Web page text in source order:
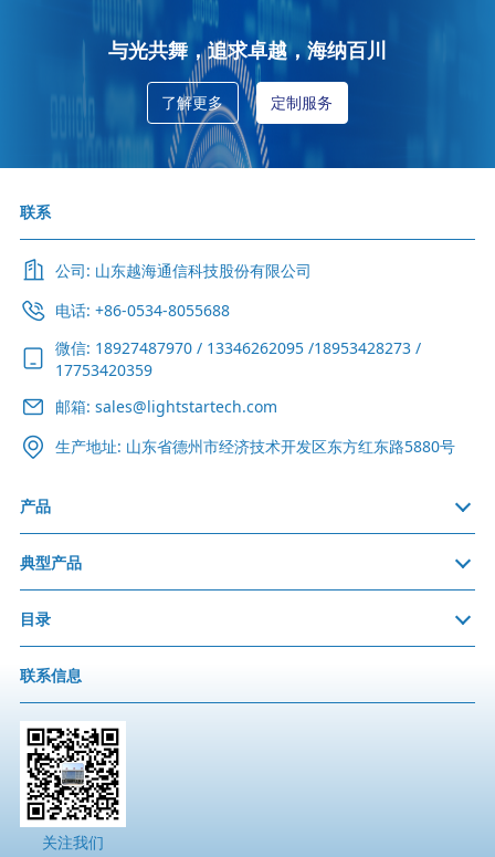
与光共舞，追求卓越，海纳百川
了解更多 定制服务
联系
公司: 山东越海通信科技股份有限公司
电话: +86-0534-8055688
微信: 18927487970 / 13346262095 /18953428273 /
17753420359
邮箱: sales@lightstartech.com
生产地址: 山东省德州市经济技术开发区东方红东路5880号
产品
典型产品
目录
联系信息
关注我们